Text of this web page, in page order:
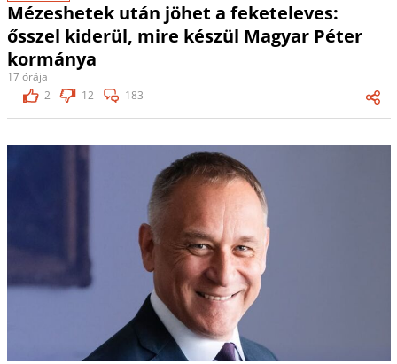
Mézeshetek után jöhet a feketeleves:
ősszel kiderül, mire készül Magyar Péter
kormánya
17 órája
2
12 183